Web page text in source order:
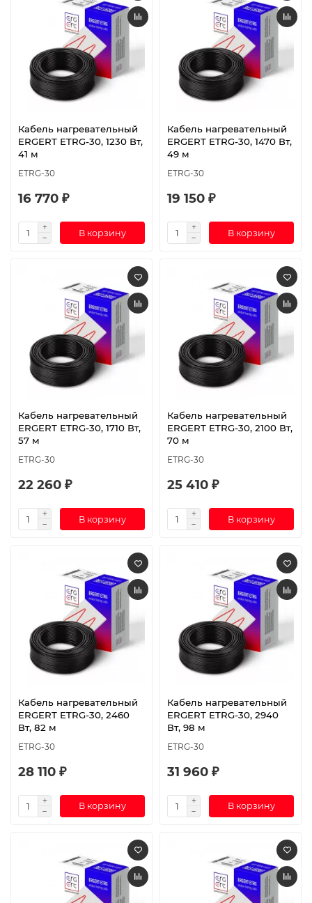
Кабель нагревательный
ERGERT ETRG-30, 1230 Вт,
41 м
ETRG-30
16 770 ₽
В корзину
Кабель нагревательный
ERGERT ETRG-30, 1470 Вт,
49 м
ETRG-30
19 150 ₽
В корзину
Кабель нагревательный
ERGERT ETRG-30, 1710 Вт,
57 м
ETRG-30
22 260 ₽
В корзину
Кабель нагревательный
ERGERT ETRG-30, 2100 Вт,
70 м
ETRG-30
25 410 ₽
В корзину
Кабель нагревательный
ERGERT ETRG-30, 2460
Вт, 82 м
ETRG-30
28 110 ₽
В корзину
Кабель нагревательный
ERGERT ETRG-30, 2940
Вт, 98 м
ETRG-30
31 960 ₽
В корзину